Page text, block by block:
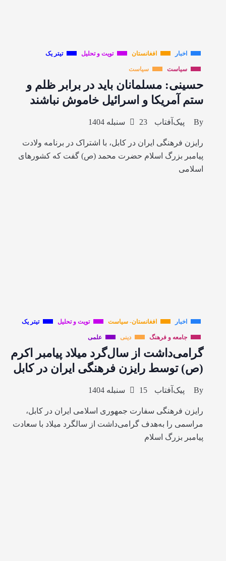
اخبار افغانستان تویت و تحلیل تیتر یک
سیاست سیاست
حسینی: مسلمانان باید در برابر ظلم و
ستم آمریکا و اسرائیل خاموش نباشند
By پیک‌آفتاب 23 سنبله 1404
رایزن فرهنگی ایران در کابل، با اشتراک در برنامه ولادت
پیامبر بزرگ اسلام حضرت محمد (ص) گفت که کشورهای
اسلامی
اخبار افغانستان- سیاست تویت و تحلیل تیتر یک
جامعه و فرهنگ دینی علمی
گرامی‌داشت از سال‌گرد میلاد پیامبر اکرم
(ص) توسط رایزن فرهنگی ایران در کابل
By پیک‌آفتاب 15 سنبله 1404
رایزن فرهنگی سفارت جمهوری اسلامی ایران در کابل،
مراسمی را به‌هدف گرامی‌داشت از سالگرد میلاد با سعادت
پیامبر بزرگ اسلام